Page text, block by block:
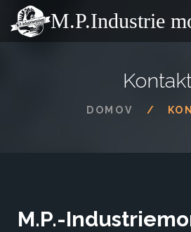
M.P.Industrie
DOMOV
M.P.-